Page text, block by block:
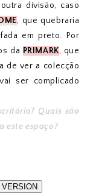
divisão, caso
, que quebraria
em preto. Por
da PRIMARK, que
de ver a colecção
ser complicado
Quais são
este espaço?